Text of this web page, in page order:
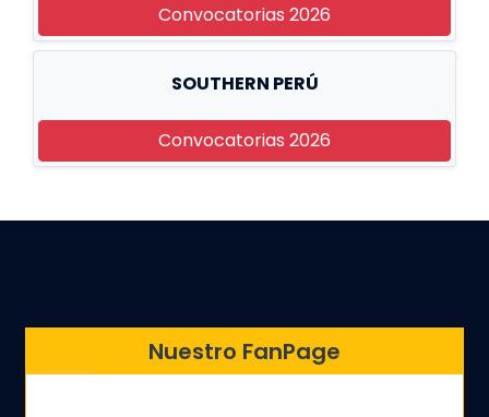
Convocatorias 2026
SOUTHERN PERÚ
Convocatorias 2026
Nuestro FanPage